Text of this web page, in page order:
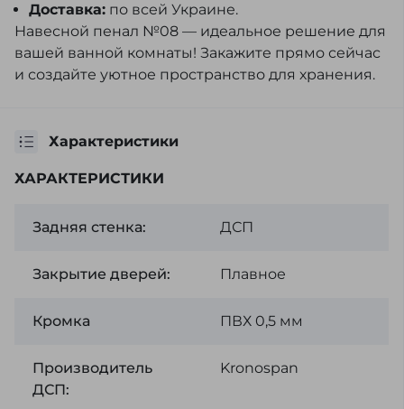
Доставка: по всей Украине.
Навесной пенал №08 — идеальное решение для
вашей ванной комнаты! Закажите прямо сейчас
и создайте уютное пространство для хранения.
Характеристики
ХАРАКТЕРИСТИКИ
Задняя стенка: ДСП
Закрытие дверей: Плавное
Кромка ПВХ 0,5 мм
Производитель
ДСП:
Kronospan